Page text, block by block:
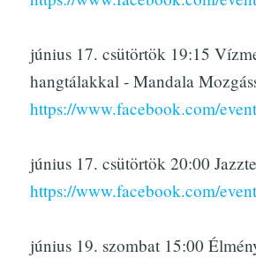
június 17. csütörtök 19:15
hangtálakkal - Mandala
https://www.facebook.com/
június 17. csütörtök 20:00
https://www.facebook.com/
június 19. szombat 15:00